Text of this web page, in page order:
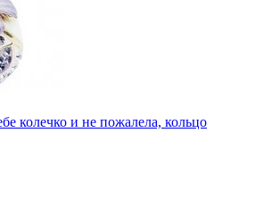
колечко и не пожалела, кольцо